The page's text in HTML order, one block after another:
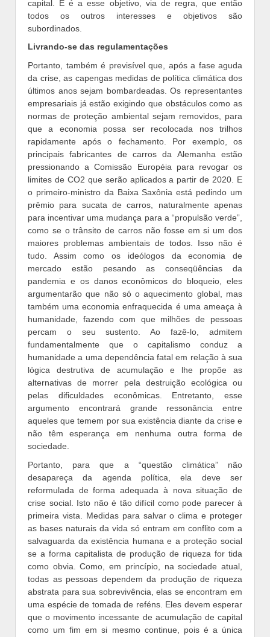
capital. E é a esse objetivo, via de regra, que então
todos os outros interesses e objetivos são
subordinados.
Livrando-se das regulamentações
Portanto, também é previsível que, após a fase aguda
da crise, as capengas medidas de política climática dos
últimos anos sejam bombardeadas. Os representantes
empresariais já estão exigindo que obstáculos como as
normas de proteção ambiental sejam removidos, para
que a economia possa ser recolocada nos trilhos
rapidamente após o fechamento. Por exemplo, os
principais fabricantes de carros da Alemanha estão
pressionando a Comissão Européia para revogar os
limites de CO2 que serão aplicados a partir de 2020. E
o primeiro-ministro da Baixa Saxônia está pedindo um
prêmio para sucata de carros, naturalmente apenas
para incentivar uma mudança para a “propulsão verde”,
como se o trânsito de carros não fosse em si um dos
maiores problemas ambientais de todos. Isso não é
tudo. Assim como os ideólogos da economia de
mercado estão pesando as conseqüências da
pandemia e os danos econômicos do bloqueio, eles
argumentarão que não só o aquecimento global, mas
também uma economia enfraquecida é uma ameaça à
humanidade, fazendo com que milhões de pessoas
percam o seu sustento. Ao fazê-lo, admitem
fundamentalmente que o capitalismo conduz a
humanidade a uma dependência fatal em relação à sua
lógica destrutiva de acumulação e lhe propõe as
alternativas de morrer pela destruição ecológica ou
pelas dificuldades econômicas. Entretanto, esse
argumento encontrará grande ressonância entre
aqueles que temem por sua existência diante da crise e
não têm esperança em nenhuma outra forma de
sociedade.
Portanto, para que a “questão climática” não
desapareça da agenda política, ela deve ser
reformulada de forma adequada à nova situação de
crise social. Isto não é tão difícil como pode parecer à
primeira vista. Medidas para salvar o clima e proteger
as bases naturais da vida só entram em conflito com a
salvaguarda da existência humana e a proteção social
se a forma capitalista de produção de riqueza for tida
como obvia. Como, em princípio, na sociedade atual,
todas as pessoas dependem da produção de riqueza
abstrata para sua sobrevivência, elas se encontram em
uma espécie de tomada de reféns. Eles devem esperar
que o movimento incessante de acumulação de capital
como um fim em si mesmo continue, pois é a única